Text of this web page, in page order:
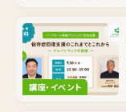
講座・イベント